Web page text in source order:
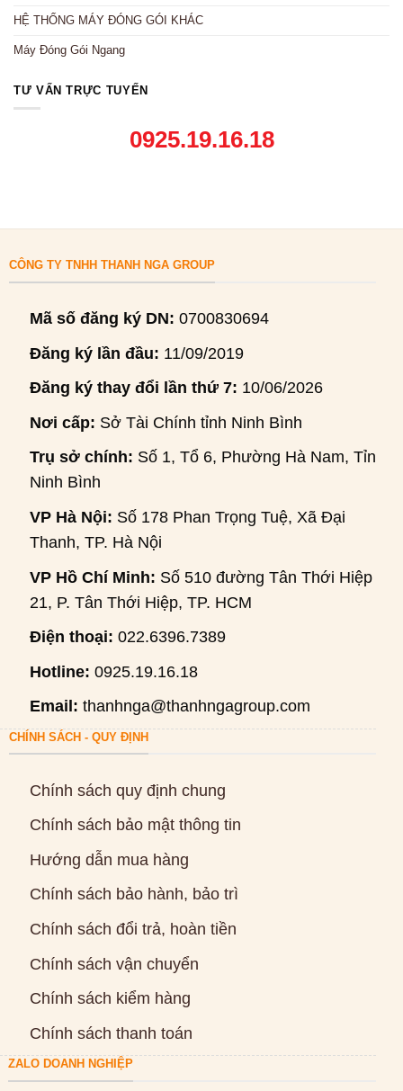
HỆ THỐNG MÁY ĐÓNG GÓI KHÁC
Máy Đóng Gói Ngang
TƯ VẤN TRỰC TUYẾN
0925.19.16.18
CÔNG TY TNHH THANH NGA GROUP
Mã số đăng ký DN: 0700830694
Đăng ký lần đầu: 11/09/2019
Đăng ký thay đổi lần thứ 7: 10/06/2026
Nơi cấp: Sở Tài Chính tỉnh Ninh Bình
Trụ sở chính: Số 1, Tổ 6, Phường Hà Nam, Tỉnh
Ninh Bình
VP Hà Nội: Số 178 Phan Trọng Tuệ, Xã Đại
Thanh, TP. Hà Nội
VP Hồ Chí Minh: Số 510 đường Tân Thới Hiệp
21, P. Tân Thới Hiệp, TP. HCM
Điện thoại: 022.6396.7389
Hotline: 0925.19.16.18
Email: thanhnga@thanhngagroup.com
CHÍNH SÁCH - QUY ĐỊNH
Chính sách quy định chung
Chính sách bảo mật thông tin
Hướng dẫn mua hàng
Chính sách bảo hành, bảo trì
Chính sách đổi trả, hoàn tiền
Chính sách vận chuyển
Chính sách kiểm hàng
Chính sách thanh toán
ZALO DOANH NGHIỆP